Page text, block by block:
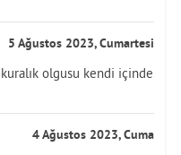
5 Ağustos 2023, Cumartesi
olgusu kendi içinde
4 Ağustos 2023, Cuma